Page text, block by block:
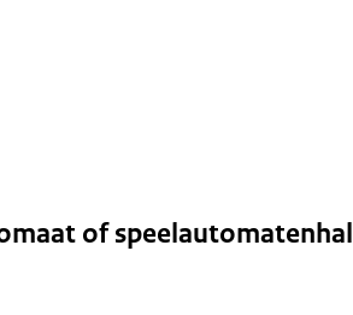
of speelautomatenhal